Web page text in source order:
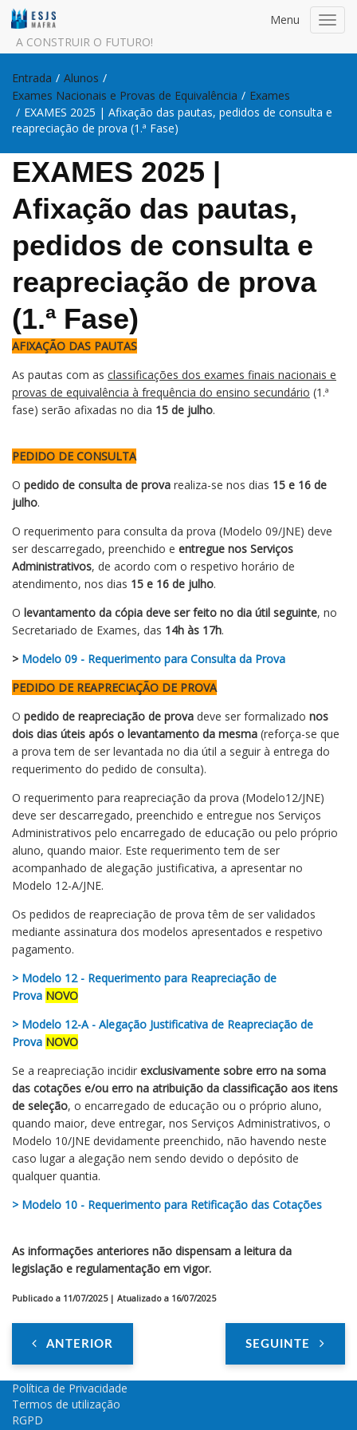
A CONSTRUIR O FUTURO!
Menu
Entrada / Alunos /
Exames Nacionais e Provas de Equivalência / Exames
/ EXAMES 2025 | Afixação das pautas, pedidos de consulta e
reapreciação de prova (1.ª Fase)
EXAMES 2025 |
Afixação das pautas,
pedidos de consulta e
reapreciação de prova
(1.ª Fase)
AFIXAÇÃO DAS PAUTAS
As pautas com as classificações dos exames finais nacionais e
provas de equivalência à frequência do ensino secundário (1.ª
fase) serão afixadas no dia 15 de julho.
PEDIDO DE CONSULTA
O pedido de consulta de prova realiza-se nos dias 15 e 16 de
julho.
O requerimento para consulta da prova (Modelo 09/JNE) deve
ser descarregado, preenchido e entregue nos Serviços
Administrativos, de acordo com o respetivo horário de
atendimento, nos dias 15 e 16 de julho.
O levantamento da cópia deve ser feito no dia útil seguinte, no
Secretariado de Exames, das 14h às 17h.
> Modelo 09 - Requerimento para Consulta da Prova
PEDIDO DE REAPRECIAÇÃO DE PROVA
O pedido de reapreciação de prova deve ser formalizado nos
dois dias úteis após o levantamento da mesma (reforça-se que
a prova tem de ser levantada no dia útil a seguir à entrega do
requerimento do pedido de consulta).
O requerimento para reapreciação da prova (Modelo12/JNE)
deve ser descarregado, preenchido e entregue nos Serviços
Administrativos pelo encarregado de educação ou pelo próprio
aluno, quando maior. Este requerimento tem de ser
acompanhado de alegação justificativa, a apresentar no
Modelo 12-A/JNE.
Os pedidos de reapreciação de prova têm de ser validados
mediante assinatura dos modelos apresentados e respetivo
pagamento.
> Modelo 12 - Requerimento para Reapreciação de
Prova NOVO
> Modelo 12-A - Alegação Justificativa de Reapreciação de
Prova NOVO
Se a reapreciação incidir exclusivamente sobre erro na soma
das cotações e/ou erro na atribuição da classificação aos itens
de seleção, o encarregado de educação ou o próprio aluno,
quando maior, deve entregar, nos Serviços Administrativos, o
Modelo 10/JNE devidamente preenchido, não havendo neste
caso lugar a alegação nem sendo devido o depósito de
qualquer quantia.
> Modelo 10 - Requerimento para Retificação das Cotações
As informações anteriores não dispensam a leitura da
legislação e regulamentação em vigor.
Publicado a 11/07/2025 | Atualizado a 16/07/2025
ANTERIOR SEGUINTE
Política de Privacidade
Termos de utilização
RGPD